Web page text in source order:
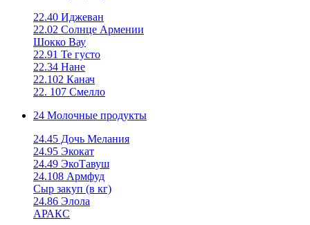
22.40 Иджеван
22.02 Солнце Армении
Шокко Вау
22.91 Те густо
22.34 Нане
22.102 Канач
22. 107 Смелло
24 Молочные продукты
24.45 Дочь Мелания
24.95 Экокат
24.49 ЭкоТавуш
24.108 Армфуд
Сыр закуп (в кг)
24.86 Элола
АРАКС